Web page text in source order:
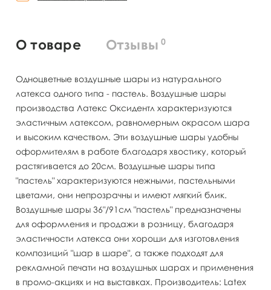
О товаре Отзывы 0
Одноцветные воздушные шары из натурального
латекса одного типа - пастель. Воздушные шары
производства Латекс Оксидентл характеризуются
эластичным латексом, равномерным окрасом шара
и высоким качеством. Эти воздушные шары удобны
оформителям в работе благодаря хвостику, который
растягивается до 20см. Воздушные шары типа
"пастель" характеризуются нежными, пастельными
цветами, они непрозрачны и имеют мягкий блик.
Воздушные шары 36"/91см "пастель" предназначены
для оформления и продажи в розницу, благодаря
эластичности латекса они хороши для изготовления
композиций "шар в шаре", а также подходят для
рекламной печати на воздушных шарах и применения
в промо-акциях и на выставках. Производитель: Latex